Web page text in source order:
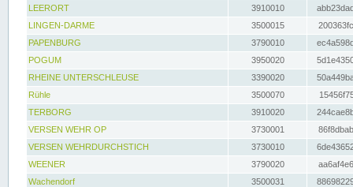
LEERORT
3910010
LINGEN-DARME
3500015
PAPENBURG
3790010
POGUM
3950020
RHEINE UNTERSCHLEUSE
3390020
Rühle
3500070
TERBORG
3910020
VERSEN WEHR OP
3730001
VERSEN WEHRDURCHSTICH
3730010
WEENER
3790020
Wachendorf
3500031